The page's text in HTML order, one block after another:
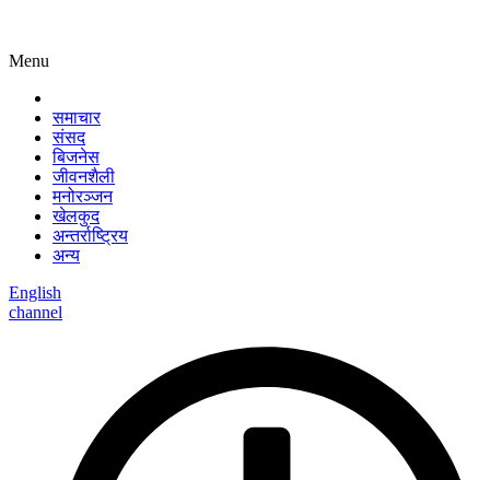
Menu
समाचार
संसद
बिजनेस
जीवनशैली
मनोरञ्जन
खेलकुद
अन्तर्राष्ट्रिय
अन्य
English
channel